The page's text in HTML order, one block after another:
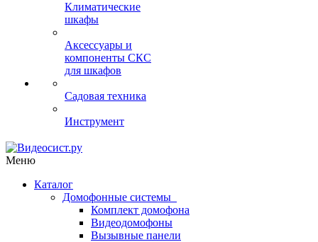
Климатические
шкафы
Аксессуары и
компоненты СКС
для шкафов
Садовая техника
Инструмент
Меню
Каталог
Домофонные системы
Комплект домофона
Видеодомофоны
Вызывные панели